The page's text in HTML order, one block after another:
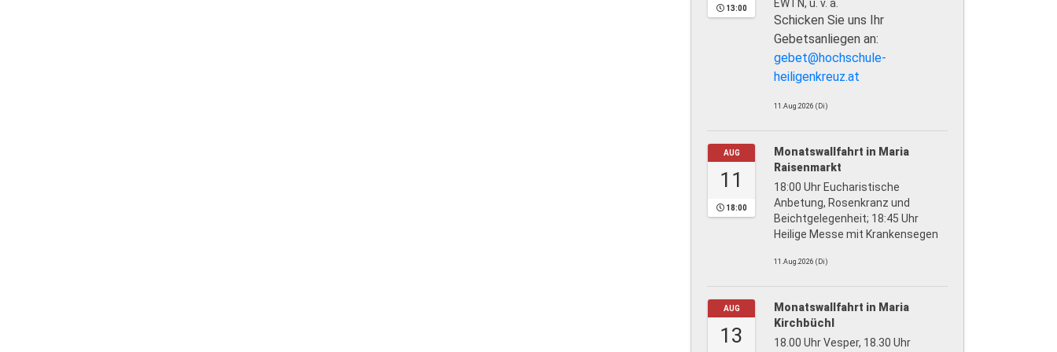
13:00 EWTN, u. v. a.
Schicken Sie uns Ihr
Gebetsanliegen an:
gebet@hochschule-
heiligenkreuz.at
11.Aug.2026 (Di)
AUG
11
18:00
Monatswallfahrt in Maria
Raisenmarkt
18:00 Uhr Eucharistische
Anbetung, Rosenkranz und
Beichtgelegenheit; 18:45 Uhr
Heilige Messe mit Krankensegen
11.Aug.2026 (Di)
AUG
13
Monatswallfahrt in Maria
Kirchbüchl
18.00 Uhr Vesper, 18.30 Uhr